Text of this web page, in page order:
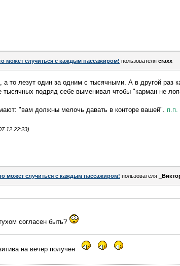
может случиться с каждым пассажиром! пользователя craxx
а то лезут один за одним с тысячными. А в другой раз
тысячных подряд себе выменивал чтобы "карман не
"вам должны мелочь давать в конторе вашей". п.п.
22:23)
может случиться с каждым пассажиром! пользователя
согласен быть?
на вечер получен